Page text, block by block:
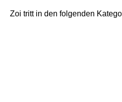
Zoi tritt in den folgenden